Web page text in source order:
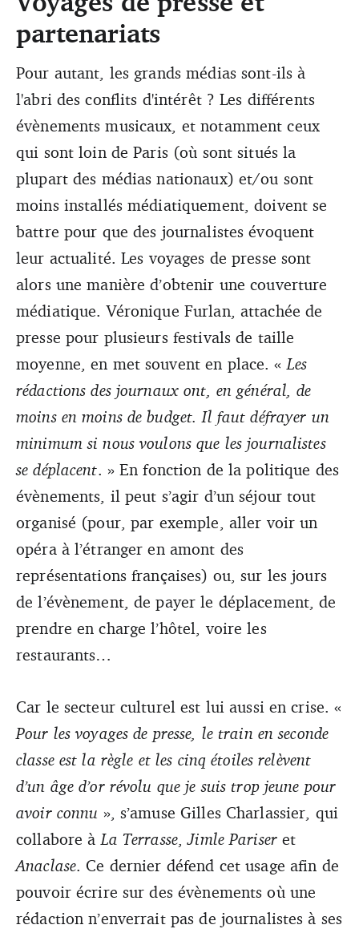
partenariats
Pour autant, les grands médias sont-ils à
l'abri des conflits d'intérêt ? Les différents
évènements musicaux, et notamment ceux
qui sont loin de Paris (où sont situés la
plupart des médias nationaux) et/ou sont
moins installés médiatiquement, doivent se
battre pour que des journalistes évoquent
leur actualité. Les voyages de presse sont
alors une manière d’obtenir une couverture
médiatique. Véronique Furlan, attachée de
presse pour plusieurs festivals de taille
moyenne, en met souvent en place. « Les
rédactions des journaux ont, en général, de
moins en moins de budget. Il faut défrayer un
minimum si nous voulons que les journalistes
se déplacent. » En fonction de la politique des
évènements, il peut s’agir d’un séjour tout
organisé (pour, par exemple, aller voir un
opéra à l’étranger en amont des
représentations françaises) ou, sur les jours
de l’évènement, de payer le déplacement, de
prendre en charge l’hôtel, voire les
restaurants…
Car le secteur culturel est lui aussi en crise. «
Pour les voyages de presse, le train en seconde
classe est la règle et les cinq étoiles relèvent
d’un âge d’or révolu que je suis trop jeune pour
avoir connu », s’amuse Gilles Charlassier, qui
collabore à La Terrasse ,Jimle Pariseret
Anaclase. Ce dernier défend cet usage afin de
pouvoir écrire sur des évènements où une
rédaction n’enverrait pas de journalistes à ses